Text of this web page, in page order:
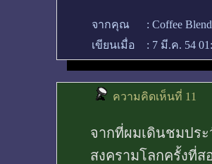
จากคุณ : Coffee
เขียนเมื่อ
: 7 มี.ค. 54
ความคิดเห็นที่ 11
จากที่ผมเดินชมปร
สงครามโลกครั้งที่